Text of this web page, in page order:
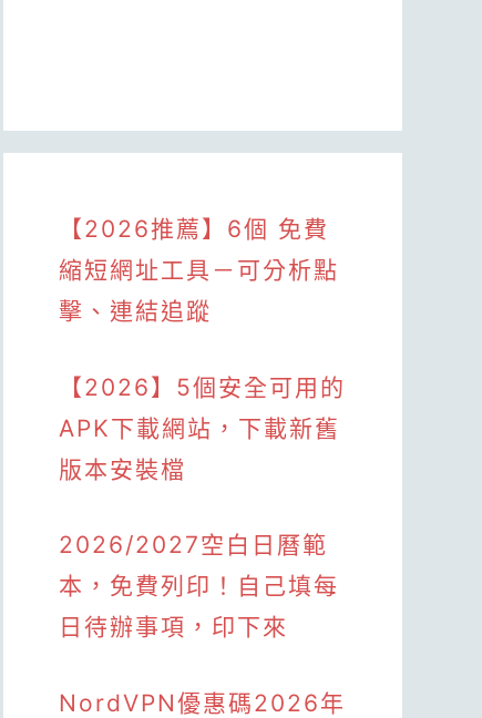
【2026推薦】6個 免費
縮短網址工具－可分析點
擊、連結追蹤
【2026】5個安全可用的
APK下載網站，下載新舊
版本安裝檔
2026/2027空白日曆範
本，免費列印！自己填每
日待辦事項，印下來
NordVPN優惠碼2026年